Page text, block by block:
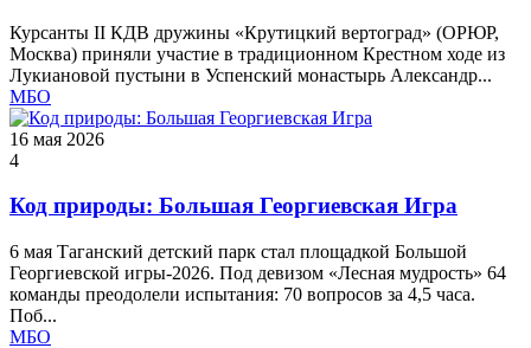
Курсанты II КДВ дружины «Крутицкий вертоград» (ОРЮР,
Москва) приняли участие в традиционном Крестном ходе из
Лукиановой пустыни в Успенский монастырь Александр...
МБО
16 мая 2026
4
Код природы: Большая Георгиевская Игра
6 мая Таганский детский парк стал площадкой Большой
Георгиевской игры‑2026. Под девизом «Лесная мудрость» 64
команды преодолели испытания: 70 вопросов за 4,5 часа.
Поб...
МБО